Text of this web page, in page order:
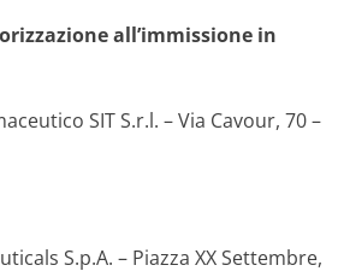
all’immissione in
SIT S.r.l. – Via Cavour, 70 –
S.p.A. – Piazza XX Settembre,